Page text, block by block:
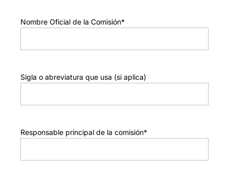
Nombre Oficial de la Comisión*
Sigla o abreviatura que usa (si aplica)
Responsable principal de la comisión*